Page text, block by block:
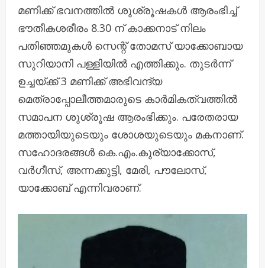
മണിക്ക് ഭവനത്തിൽ ശുശ്രൂഷകൾ ആരംഭിച്ച്
ഭൗതീകശരീരം 8.30 ന് കാക്കനാട് നിലം
പതിഞ്ഞമുകൾ സെന്റ് തോമസ് യാക്കോബായ
സുറിയാനി പള്ളിയിൽ എത്തിക്കും. തുടർന്ന്
ഉച്ചയ്ക്ക് 3 മണിക്ക് അഭിവന്ദ്യ
മെത്രാപ്പോലീത്തമാരുടെ കാർമികത്വത്തിൽ
സമാപന ശുശ്രൂഷ ആരംഭിക്കും. പരേതരായ
മത്തായിയുടെയും ശോശയുടെയും മകനാണ്.
സഹോദരങ്ങൾ കെ.എം.കുര്യാക്കോസ്,
വർഗീസ്, അന്നക്കുട്ടി, മേരി, പൗലോസ്,
യാക്കോബ് എന്നിവരാണ്.